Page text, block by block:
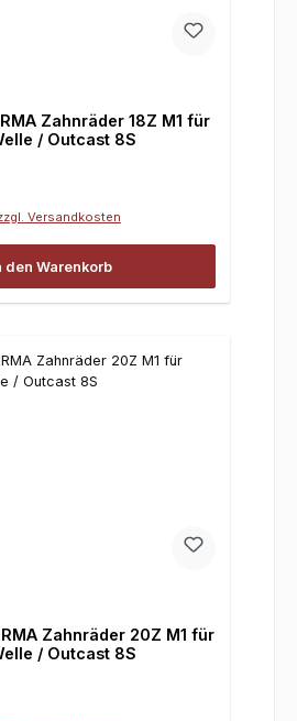
Zahnräder 18Z M1 für
/ Outcast 8S
Versandkosten
den Warenkorb
Zahnräder 20Z M1 für
/ Outcast 8S